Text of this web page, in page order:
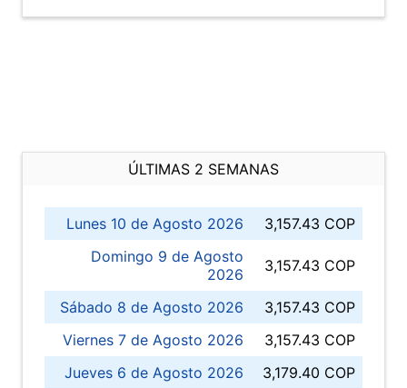
ÚLTIMAS 2 SEMANAS
Lunes 10 de Agosto 2026
3,157.43 COP
Domingo 9 de Agosto
2026
3,157.43 COP
Sábado 8 de Agosto 2026
3,157.43 COP
Viernes 7 de Agosto 2026
3,157.43 COP
Jueves 6 de Agosto 2026
3,179.40 COP